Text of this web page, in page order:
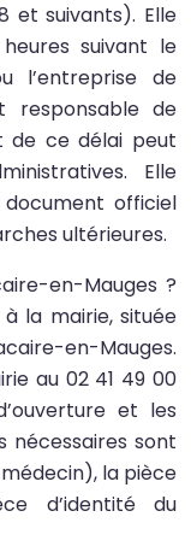
et suivants). Elle
suivant le
l’entreprise de
responsable de
de ce délai peut
Elle
officiel
ultérieures.
en-Mauges ?
la mairie, située
en-Mauges.
au 02 41 49 00
et les
nécessaires sont
la pièce
d’identité du